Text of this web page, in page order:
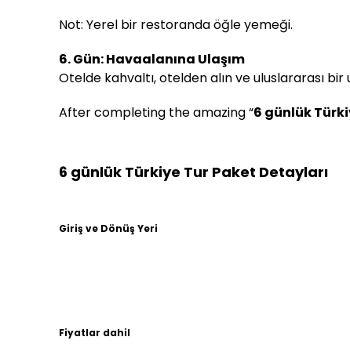
Not: Yerel bir restoranda öğle yemeği.
6. Gün: Havaalanına Ulaşım
Otelde kahvaltı, otelden alın ve uluslararası
After completing the amazing “6 günlük
6 günlük Türkiye Tur Paket Detayları
Giriş ve Dönüş Yeri
Fiyatlar dahil